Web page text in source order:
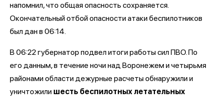
напомнил, что общая опасность сохраняется.
Окончательный отбой опасности атаки беспилотников
был дан в 06:14.
В 06:22 губернатор подвел итоги работы сил ПВО. По
его данным, в течение ночи над Воронежем и четырьмя
районами области дежурные расчеты обнаружили и
уничтожили шесть беспилотных летательных